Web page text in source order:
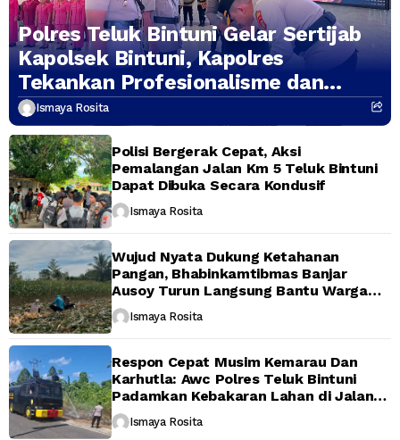
Polres Teluk Bintuni Gelar Sertijab
Kapolsek Bintuni, Kapolres
Tekankan Profesionalisme dan
Penguatan Sinergitas
Ismaya Rosita
Polisi Bergerak Cepat, Aksi
Pemalangan Jalan Km 5 Teluk Bintuni
Dapat Dibuka Secara Kondusif
Ismaya Rosita
Wujud Nyata Dukung Ketahanan
Pangan, Bhabinkamtibmas Banjar
Ausoy Turun Langsung Bantu Warga
Panen Jagung
Ismaya Rosita
Respon Cepat Musim Kemarau Dan
Karhutla: Awc Polres Teluk Bintuni
Padamkan Kebakaran Lahan di Jalan
Poros Tuasai
Ismaya Rosita